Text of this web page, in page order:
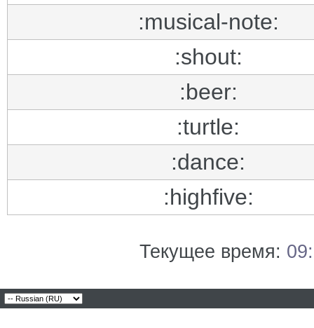
:musical-note:
:shout:
:beer:
:turtle:
:dance:
:highfive:
Текущее время: